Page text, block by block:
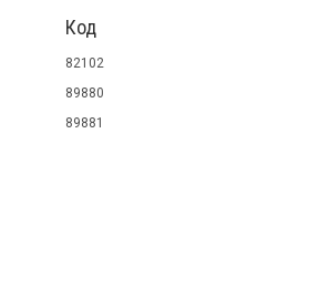
Код
82102
89880
89881